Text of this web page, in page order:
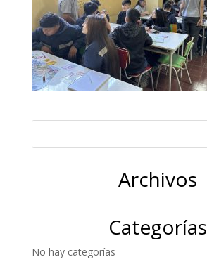
Archivos
Categorías
No hay categorías